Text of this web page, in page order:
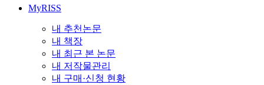
MyRISS
내 추천논문
내 책장
내 최근 본 논문
내 저작물관리
내 구매·신청 현황